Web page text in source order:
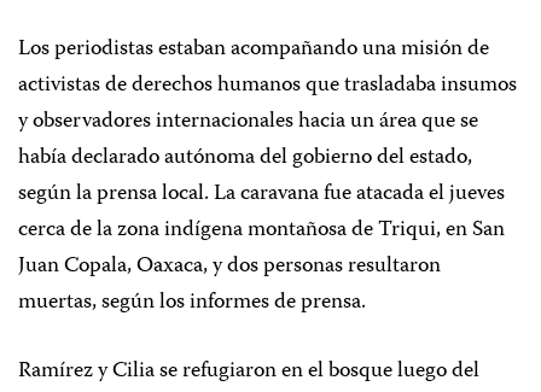
Los periodistas estaban acompañando una misión de
activistas de derechos humanos que trasladaba insumos
y observadores internacionales hacia un área que se
había declarado autónoma del gobierno del estado,
según la prensa local. La caravana fue atacada el jueves
cerca de la zona indígena montañosa de Triqui, en San
Juan Copala, Oaxaca, y dos personas resultaron
muertas, según los informes de prensa.
Ramírez y Cilia se refugiaron en el bosque luego del